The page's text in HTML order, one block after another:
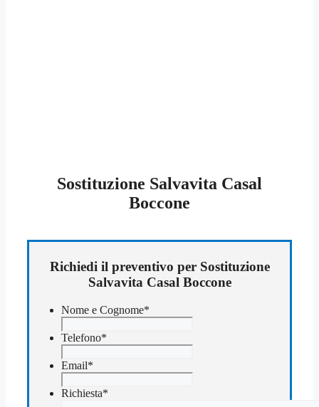
Sostituzione Salvavita Casal
Boccone
Richiedi il preventivo per Sostituzione
Salvavita Casal Boccone
Nome e Cognome*
Telefono*
Email*
Richiesta*